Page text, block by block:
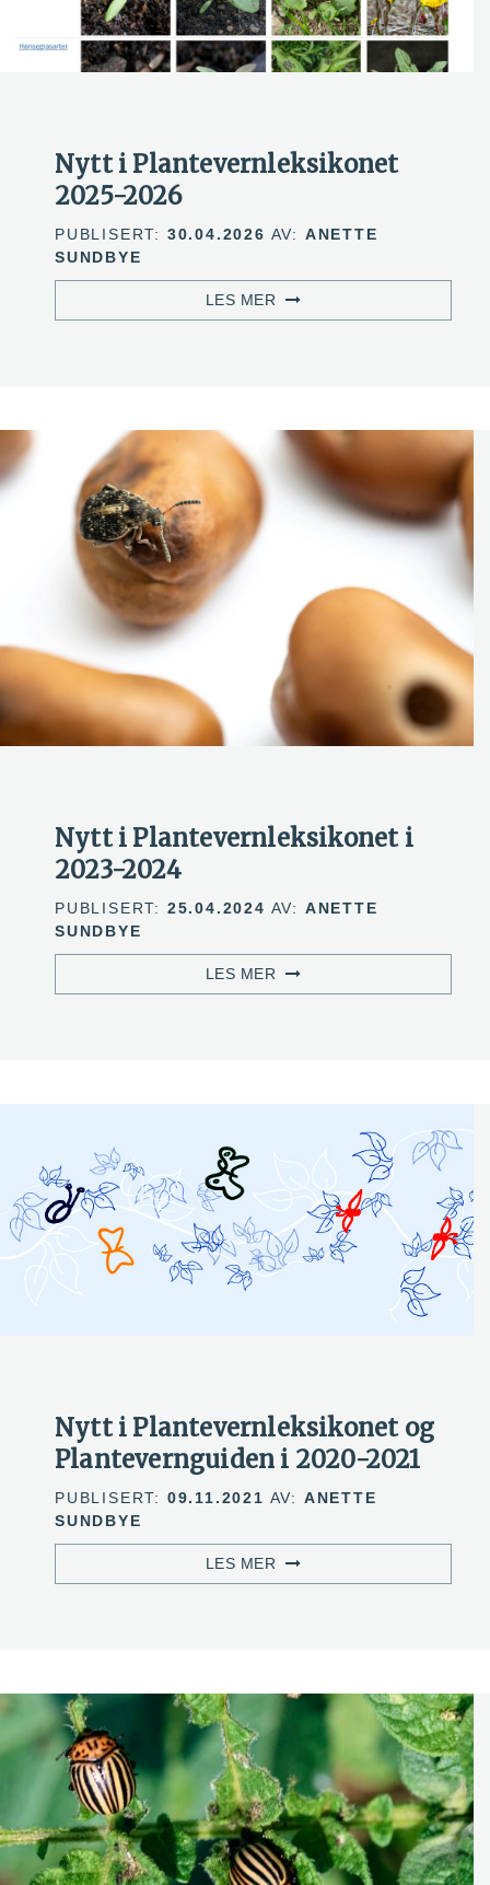
Nytt i Plantevernleksikonet
2025-2026
PUBLISERT: 30.04.2026 AV: ANETTE
SUNDBYE
LES MER
Nytt i Plantevernleksikonet i
2023-2024
PUBLISERT: 25.04.2024 AV: ANETTE
SUNDBYE
LES MER
Nytt i Plantevernleksikonet og
Plantevernguiden i 2020-2021
PUBLISERT: 09.11.2021 AV: ANETTE
SUNDBYE
LES MER